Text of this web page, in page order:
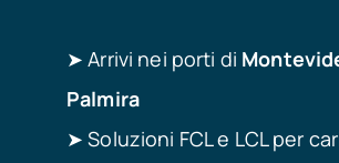
➤ Arrivi nei porti di
Palmira
➤ Soluzioni FCL e LCL per